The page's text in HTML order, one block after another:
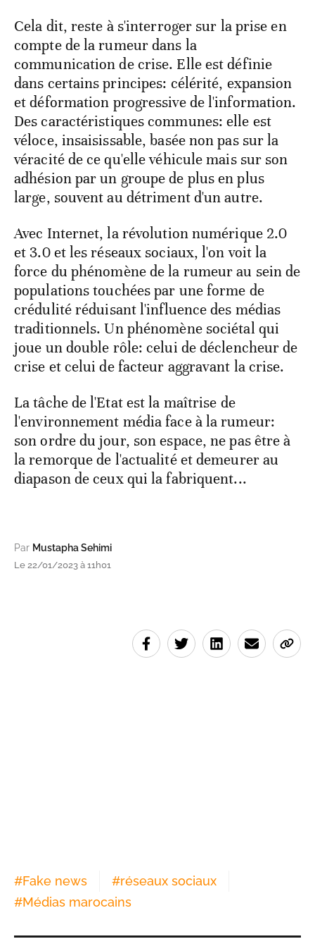
Cela dit, reste à s'interroger sur la prise en
compte de la rumeur dans la
communication de crise. Elle est définie
dans certains principes: célérité, expansion
et déformation progressive de l'information.
Des caractéristiques communes: elle est
véloce, insaisissable, basée non pas sur la
véracité de ce qu'elle véhicule mais sur son
adhésion par un groupe de plus en plus
large, souvent au détriment d'un autre.
Avec Internet, la révolution numérique 2.0
et 3.0 et les réseaux sociaux, l'on voit la
force du phénomène de la rumeur au sein de
populations touchées par une forme de
crédulité réduisant l'influence des médias
traditionnels. Un phénomène sociétal qui
joue un double rôle: celui de déclencheur de
crise et celui de facteur aggravant la crise.
La tâche de l'Etat est la maîtrise de
l'environnement média face à la rumeur:
son ordre du jour, son espace, ne pas être à
la remorque de l'actualité et demeurer au
diapason de ceux qui la fabriquent...
Par Mustapha Sehimi
Le 22/01/2023 à 11h01
#Fake news #réseaux sociaux
#Médias marocains